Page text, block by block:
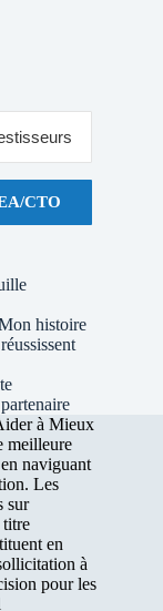
CTO
histoire
à Mieux
meilleure
naviguant
Les
sur
titre
en
à
pour les